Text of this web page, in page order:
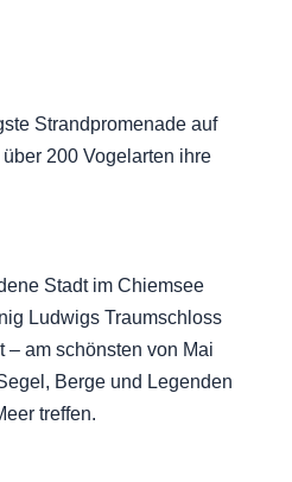
Strandpromenade auf
200 Vogelarten ihre
Stadt im Chiemsee
Ludwigs Traumschloss
– am schönsten von Mai
Berge und Legenden
treffen.